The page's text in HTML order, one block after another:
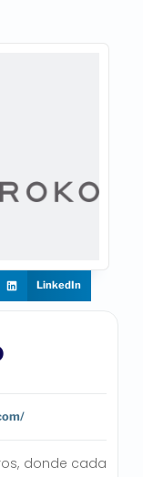
donde cada
LinkedIn